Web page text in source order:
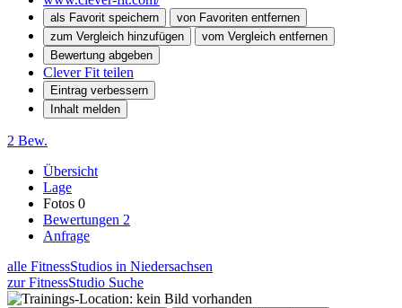
als Favorit speichern
von Favoriten entfernen
zum Vergleich hinzufügen
vom Vergleich entfernen
Bewertung abgeben
Clever Fit teilen
Eintrag verbessern
Inhalt melden
2 Bew.
Übersicht
Lage
Fotos 0
Bewertungen 2
Anfrage
alle FitnessStudios in Niedersachsen
zur FitnessStudio Suche